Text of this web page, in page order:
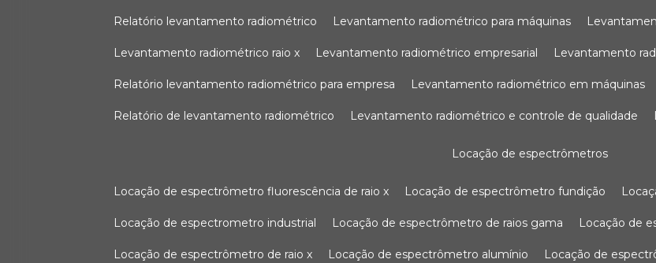
relatório levantamento radiométrico levantamento radiométrico para máquinas
levantamento radiométrico raio x levantamento radiométrico empresarial levantamento
relatório levantamento radiométrico para empresa levantamento radiométrico em máquinas
relatório de levantamento radiométrico levantamento radiométrico e controle de qualidade
locação de espectrômetros
locação de espectrômetro fluorescência de raio x locação de espectrômetro fundição
locação de espectrometro industrial locação de espectrômetro de raios gama locação de
locação de espectrômetro de raio x locação de espectrômetro alumínio locação de